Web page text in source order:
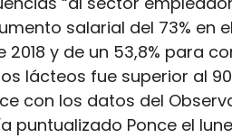
salarial del 73% en
y de un 53,8% para
lácteos fue superior al 90
con los datos del
puntualizado Ponce el